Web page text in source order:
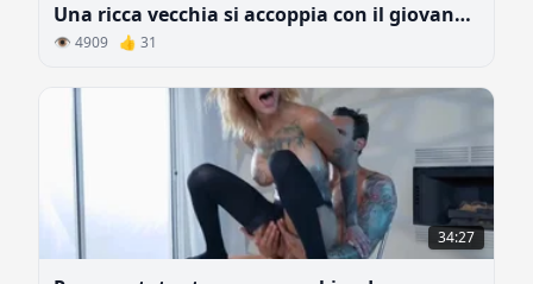
Una ricca vecchia si accoppia con il giovane amante in una tenda
👁 4909 👍 31
34:27